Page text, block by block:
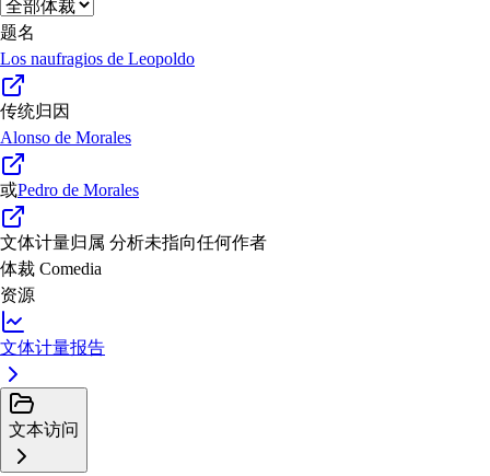
题名
Los naufragios de Leopoldo
传统归因
Alonso de Morales
或Pedro de Morales
文体计量归属 分析未指向任何作者
体裁 Comedia
资源
文体计量报告
文本访问